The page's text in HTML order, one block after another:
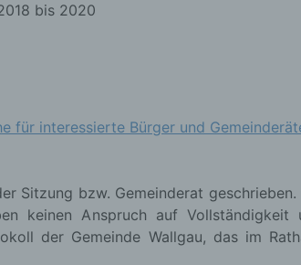
bis 2020
für interessierte Bürger und
Sitzung bzw. Gemeinderat geschrieben.
keinen Anspruch auf Vollständigkeit
der Gemeinde Wallgau, das im